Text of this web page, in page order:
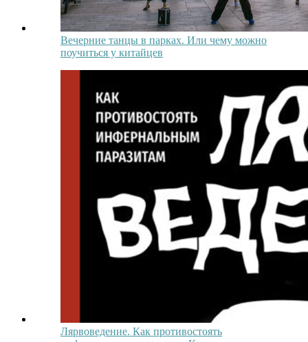
Вечерние танцы в парках. Или чему можно
поучиться у китайцев
Лярвоведение. Как противостоять